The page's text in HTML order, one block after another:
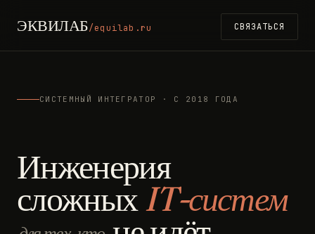
ЭКВИЛАБ/equilab.ru СВЯЗАТЬСЯ
СИСТЕМНЫЙ ИНТЕГРАТОР · С 2018 ГОДА
Инженерия
сложныхIT-систем